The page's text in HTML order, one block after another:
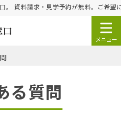
。 資料請求・見学予約が無料。ご希
る質問